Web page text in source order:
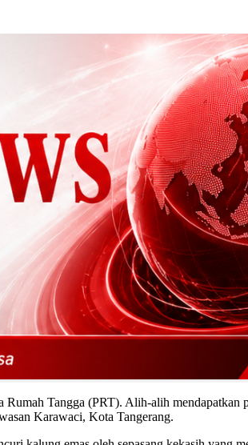
Tangga (PRT). Alih-alih mendapatkan
Karawaci, Kota Tangerang.